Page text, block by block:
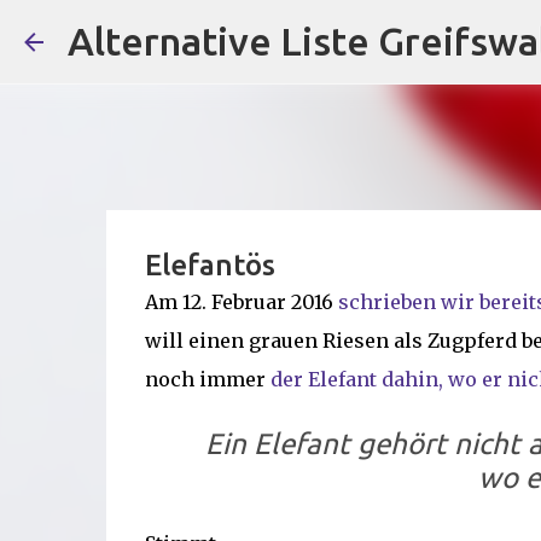
Alternative Liste
Elefantös
Am 12. Februar 2016 schrieben wir
will einen grauen Riesen als Zugpferd
noch immer der Elefant dahin, wo er
Ein Elefant gehört nicht
wo